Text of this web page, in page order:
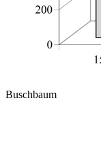
Buschbaum